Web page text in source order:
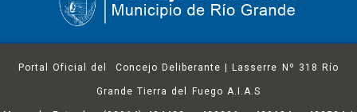
Portal Oficial del Concejo Deliberante | Lasserre Nº 318 Río
Grande Tierra del Fuego A.I.A.S